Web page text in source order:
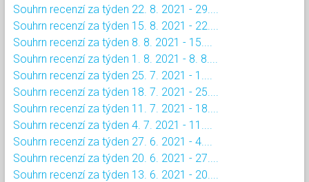
Souhrn recenzí za týden 22. 8. 2021 - 29....
Souhrn recenzí za týden 15. 8. 2021 - 22....
Souhrn recenzí za týden 8. 8. 2021 - 15....
Souhrn recenzí za týden 1. 8. 2021 - 8. 8....
Souhrn recenzí za týden 25. 7. 2021 - 1....
Souhrn recenzí za týden 18. 7. 2021 - 25....
Souhrn recenzí za týden 11. 7. 2021 - 18....
Souhrn recenzí za týden 4. 7. 2021 - 11....
Souhrn recenzí za týden 27. 6. 2021 - 4....
Souhrn recenzí za týden 20. 6. 2021 - 27....
Souhrn recenzí za týden 13. 6. 2021 - 20....